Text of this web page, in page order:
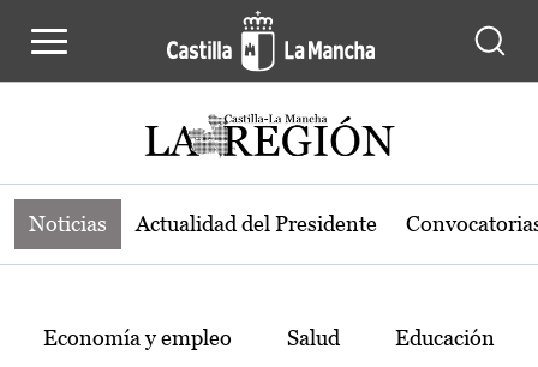
Noticias de la región de Castilla-La
Noticias Actualidad del Presidente
Temas
Economía y empleo Salud Educación